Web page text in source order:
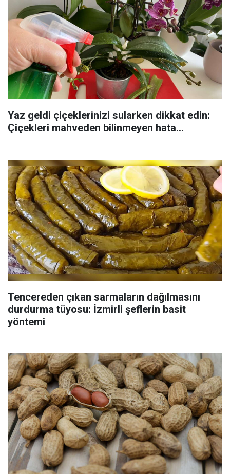
Yaz geldi çiçeklerinizi sularken dikkat edin:
Çiçekleri mahveden bilinmeyen hata...
Tencereden çıkan sarmaların dağılmasını
durdurma tüyosu: İzmirli şeflerin basit
yöntemi